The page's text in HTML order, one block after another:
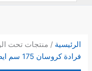
الرئيسية / منتجات تحت الوسم
فرادة كروسان 175 سم ايطالية